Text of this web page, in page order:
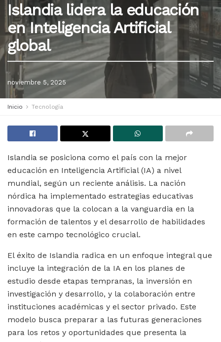
Islandia lidera la educación
en Inteligencia Artificial
global
noviembre 5, 2025
Inicio Tecnología
Islandia se posiciona como el país con la mejor
educación en Inteligencia Artificial (IA) a nivel
mundial, según un reciente análisis. La nación
nórdica ha implementado estrategias educativas
innovadoras que la colocan a la vanguardia en la
formación de talentos y el desarrollo de habilidades
en este campo tecnológico crucial.
El éxito de Islandia radica en un enfoque integral que
incluye la integración de la IA en los planes de
estudio desde etapas tempranas, la inversión en
investigación y desarrollo, y la colaboración entre
instituciones académicas y el sector privado. Este
modelo busca preparar a las futuras generaciones
para los retos y oportunidades que presenta la